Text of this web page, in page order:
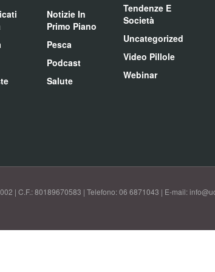
Notizie In
Primo Piano
Pesca
Podcast
Salute
Tendenze E
Società
Uncategorized
Video Pillole
Webinar
| C.F.: 80189670583 | Telefono: 06 6871043 | E-mail: